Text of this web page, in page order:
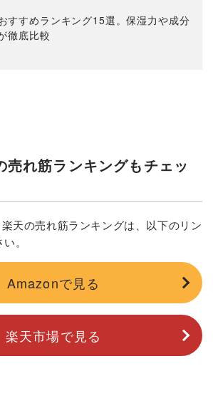
すすめランキング15選。保湿力や成分
徹底比較
売れ筋ランキングもチェッ
天の売れ筋ランキングは、以下のリン
。
Amazonで見る
楽天市場で見る